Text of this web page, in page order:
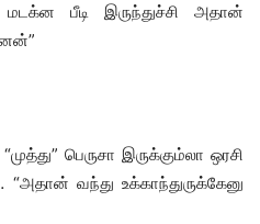
பீடி இருந்துச்சி அதான்
பெருசா இருக்கும்லா ஒரசி
“அதான் வந்து உக்காந்துருக்கேனு